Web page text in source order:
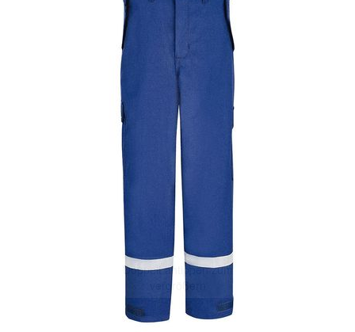
Doppelt antippen zum
vergrößern